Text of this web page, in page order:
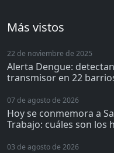
Más vistos
22 de noviembre de 2025
Alerta Dengue:
transmisor en 22
07 de agosto de 2026
Hoy se conmemora a
Trabajo: cuáles son los
03 de agosto de 2026